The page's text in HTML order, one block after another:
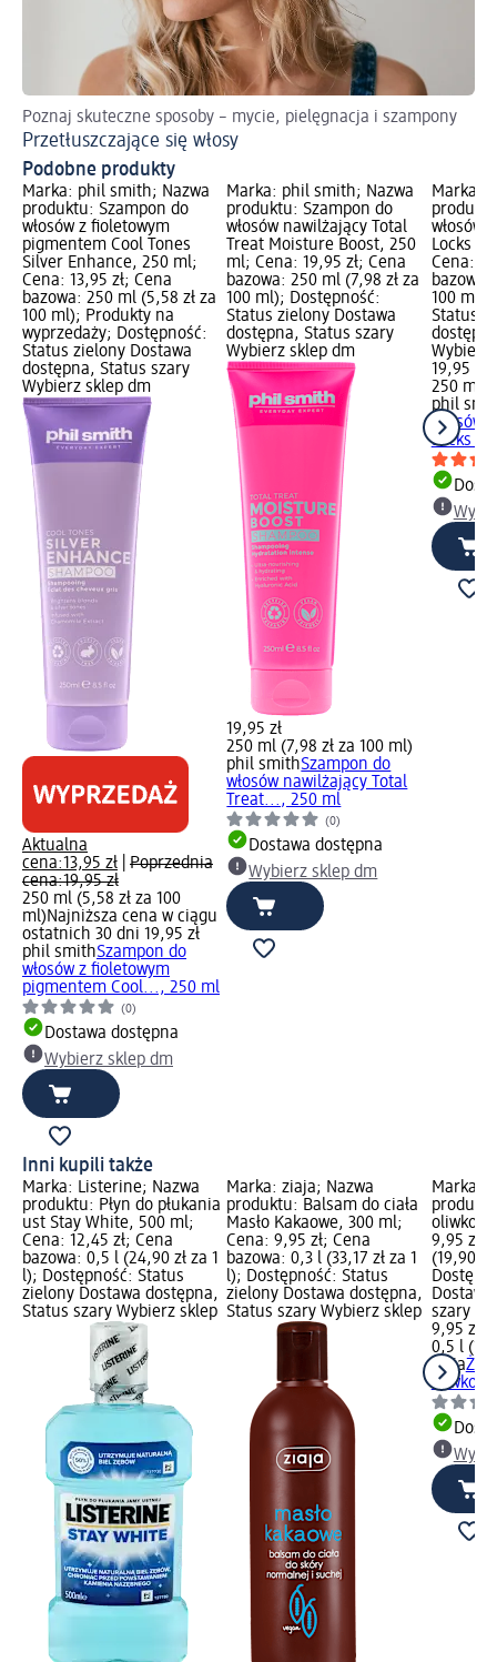
Poznaj skuteczne sposoby – mycie, pielęgnacja i szampony
Przetłuszczające się włosy
Podobne produkty
Marka: phil smith; Nazwa
produktu: Szampon do
włosów z fioletowym
pigmentem Cool Tones
Silver Enhance, 250 ml;
Cena: 13,95 zł; Cena
bazowa: 250 ml (5,58 zł za
100 ml); Produkty na
wyprzedaży; Dostępność:
Status zielony Dostawa
dostępna, Status szary
Wybierz sklep dm
Aktualna
cena:13,95 zł
Poprzednia
cena:19,95 zł
250 ml (5,58 zł za 100
ml)Najniższa cena w ciągu
ostatnich 30 dni 19,95 zł
phil smithSzampon do
włosów z fioletowym
pigmentem Cool..., 250 ml
(0)
Dostawa dostępna
Wybierz sklep dm
Marka: phil smith; Nazwa
produktu: Szampon do
włosów nawilżający Total
Treat Moisture Boost, 250
ml; Cena: 19,95 zł; Cena
bazowa: 250 ml (7,98 zł za
100 ml); Dostępność:
Status zielony Dostawa
dostępna, Status szary
Wybierz sklep dm
19,95 zł
250 ml (7,98 zł za 100 ml)
phil smithSzampon do
włosów nawilżający Total
Treat..., 250 ml
(0)
Dostawa dostępna
Wybierz sklep dm
Marka:
włosów
Locks
Cena:
bazowa:
100 ml);
Status
Wybierz
19,95 zł
250 ml
phil
włosów
Locks
Inni kupili także
Marka: Listerine; Nazwa
produktu: Płyn do płukania
ust Stay White, 500 ml;
Cena: 12,45 zł; Cena
bazowa: 0,5 l (24,90 zł za 1
l); Dostępność: Status
zielony Dostawa dostępna,
Status szary Wybierz sklep
Marka: ziaja; Nazwa
produktu: Balsam do ciała
Masło Kakaowe, 300 ml;
Cena: 9,95 zł; Cena
bazowa: 0,3 l (33,17 zł za 1
l); Dostępność: Status
zielony Dostawa dostępna,
Status szary Wybierz sklep
Marka:
9,95 zł;
(19,90
szary
9,95 zł
0,5 l
ziajaŻel